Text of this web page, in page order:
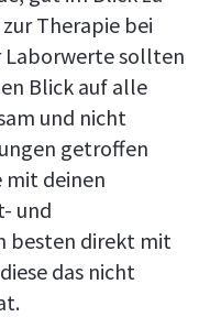
Therapie bei
Laborwerte sollten
Blick auf alle
und nicht
getroffen
mit deinen
und
besten direkt mit
das nicht